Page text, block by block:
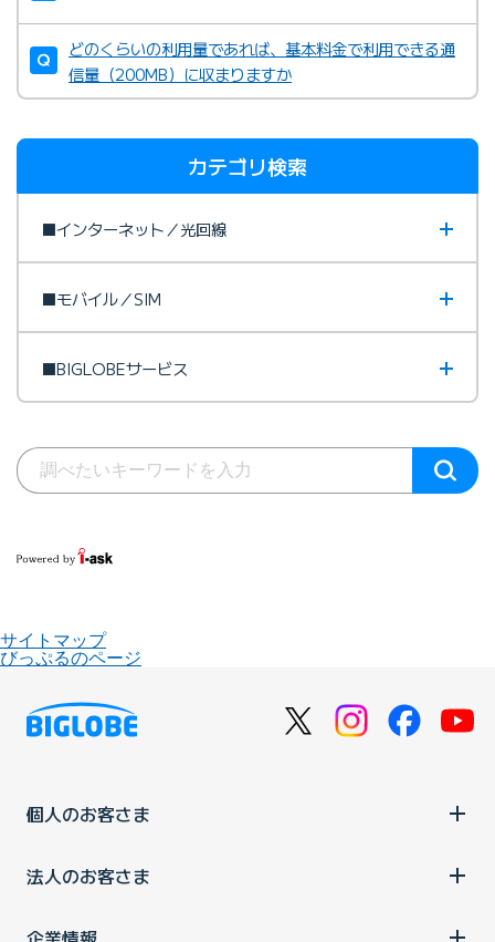
どのくらいの利用量であれば、基本料金で利用できる通
信量（200MB）に収まりますか
カテゴリ検索
■インターネット／光回線
■モバイル／SIM
■BIGLOBEサービス
サイトマップ
びっぷるのページ
個人のお客さま
法人のお客さま